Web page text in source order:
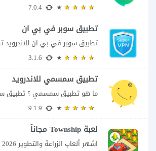
تطبيق سوبر في بي ان
تطبيق سمسمي للاندرويد
لعبة Township مجاناً